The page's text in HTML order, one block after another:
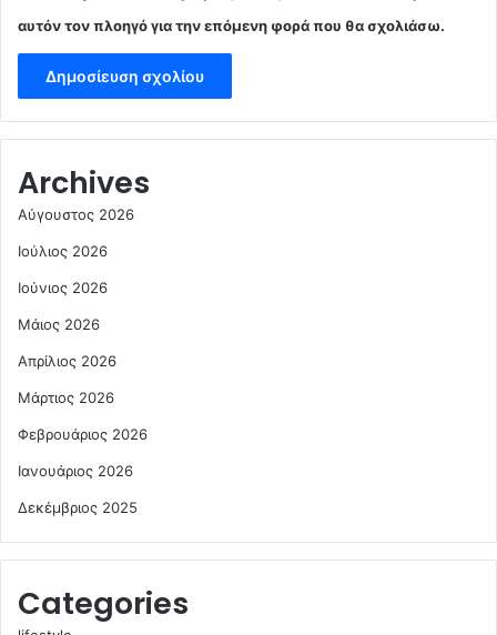
αυτόν τον πλοηγό για την επόμενη φορά που θα σχολιάσω.
Archives
Αύγουστος 2026
Ιούλιος 2026
Ιούνιος 2026
Μάιος 2026
Απρίλιος 2026
Μάρτιος 2026
Φεβρουάριος 2026
Ιανουάριος 2026
Δεκέμβριος 2025
Categories